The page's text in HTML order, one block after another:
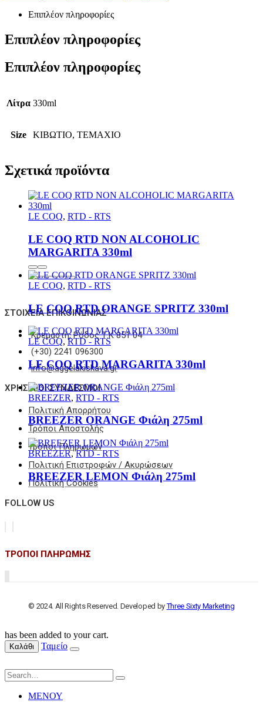
Επιπλέον πληροφορίες
Επιπλέον πληροφορίες
Επιπλέον πληροφορίες
Λίτρα 330ml
Size ΚΙΒΩΤΙΟ, ΤΕΜΑΧΙΟ
Σχετικά προϊόντα
LE COQ, RTD - RTS
LE COQ RTD NON ALCOHOLIC
MARGARITA 330ml
LE COQ, RTD - RTS
LE COQ RTD ORANGE SPRITZ 330ml
LE COQ,RTD - RTS
LE COQ RTD MARGARITA 330ml
BREEZER, RTD - RTS
BREEZER ORANGE Φιάλη 275ml
BREEZER,RTD - RTS
BREEZER LEMON Φιάλη 275ml
ΣΤΟΙΧΕΊΑ ΕΠΙΚΟΙΝΩΝΊΑΣ
Κρεμαστή, Ρόδος Τ.Κ 851 04
(+30) 2241 096300
info@aggelakiskava.gr
ΧΡΗΣΙΜΟΙ ΣΥΝΔΕΣΜΟΙ
Πολιτική Απορρήτου
Τρόποι Αποστολής
Τρόποι Πληρωμών
Πολιτική Επιστροφών / Ακυρώσεων
Πολιτική Cookies
FOLLOW US
ΤΡΟΠΟΙ ΠΛΗΡΩΜΗΣ
© 2024. All Rights Reserved. Developed byThree Sixty Marketing
has been added to your cart.
Καλάθι Ταμείο
ΜΕΝΟΥ